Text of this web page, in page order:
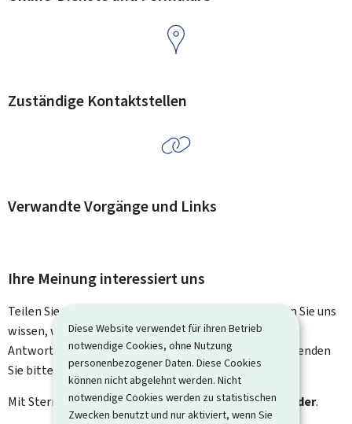
Diese Website verwendet für ihren Betrieb
notwendige Cookies, ohne Nutzung
personenbezogener Daten. Diese Cookies
können nicht abgelehnt werden. Nicht
notwendige Cookies werden zu statistischen
Zwecken benutzt und nur aktiviert, wenn Sie
Zuständige Kontaktstellen
Verwandte Vorgänge und Links
Ihre Meinung interessiert uns
Teilen Sie uns Ihre Meinung zu dieser Seite mit. Lassen Sie uns
wissen, was wir verbessern können. Sie erhalten keine
Antwort auf Ihr Feedback. Für spezifische Fragen verwenden
Sie bitte das Kontaktformular.
Mit Stern gekennzeichnete Felder ( * ) sindPflichtfelder.